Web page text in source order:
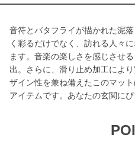
音符とバタフライが描かれた泥
く彩るだけでなく、訪れる人々
ます。音楽の楽しさを感じさせ
出。さらに、滑り止め加工によ
ザイン性を兼ね備えたこのマッ
アイテムです。あなたの玄関にぴ